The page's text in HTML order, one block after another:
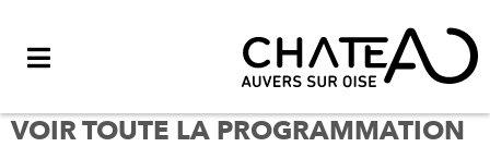
VOIR TOUTE LA PROGRAMMATION